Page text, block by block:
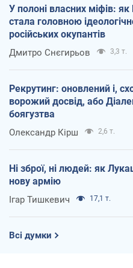
У полоні власних міфів: як
стала головною
російських окупантів
Дмитро Снєгирьов 3,3 т.
Рекрутинг: оновлений і,
ворожий досвід, або
боягузтва
Олександр Кірш 2,6 т.
Ні зброї, ні людей: як
нову армію
Ігар Тишкевич 17,1 т.
Всі думки